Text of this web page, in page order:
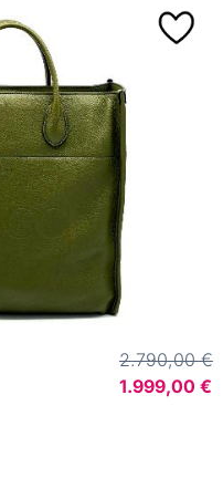
2.790,00 €
1.999,00 €